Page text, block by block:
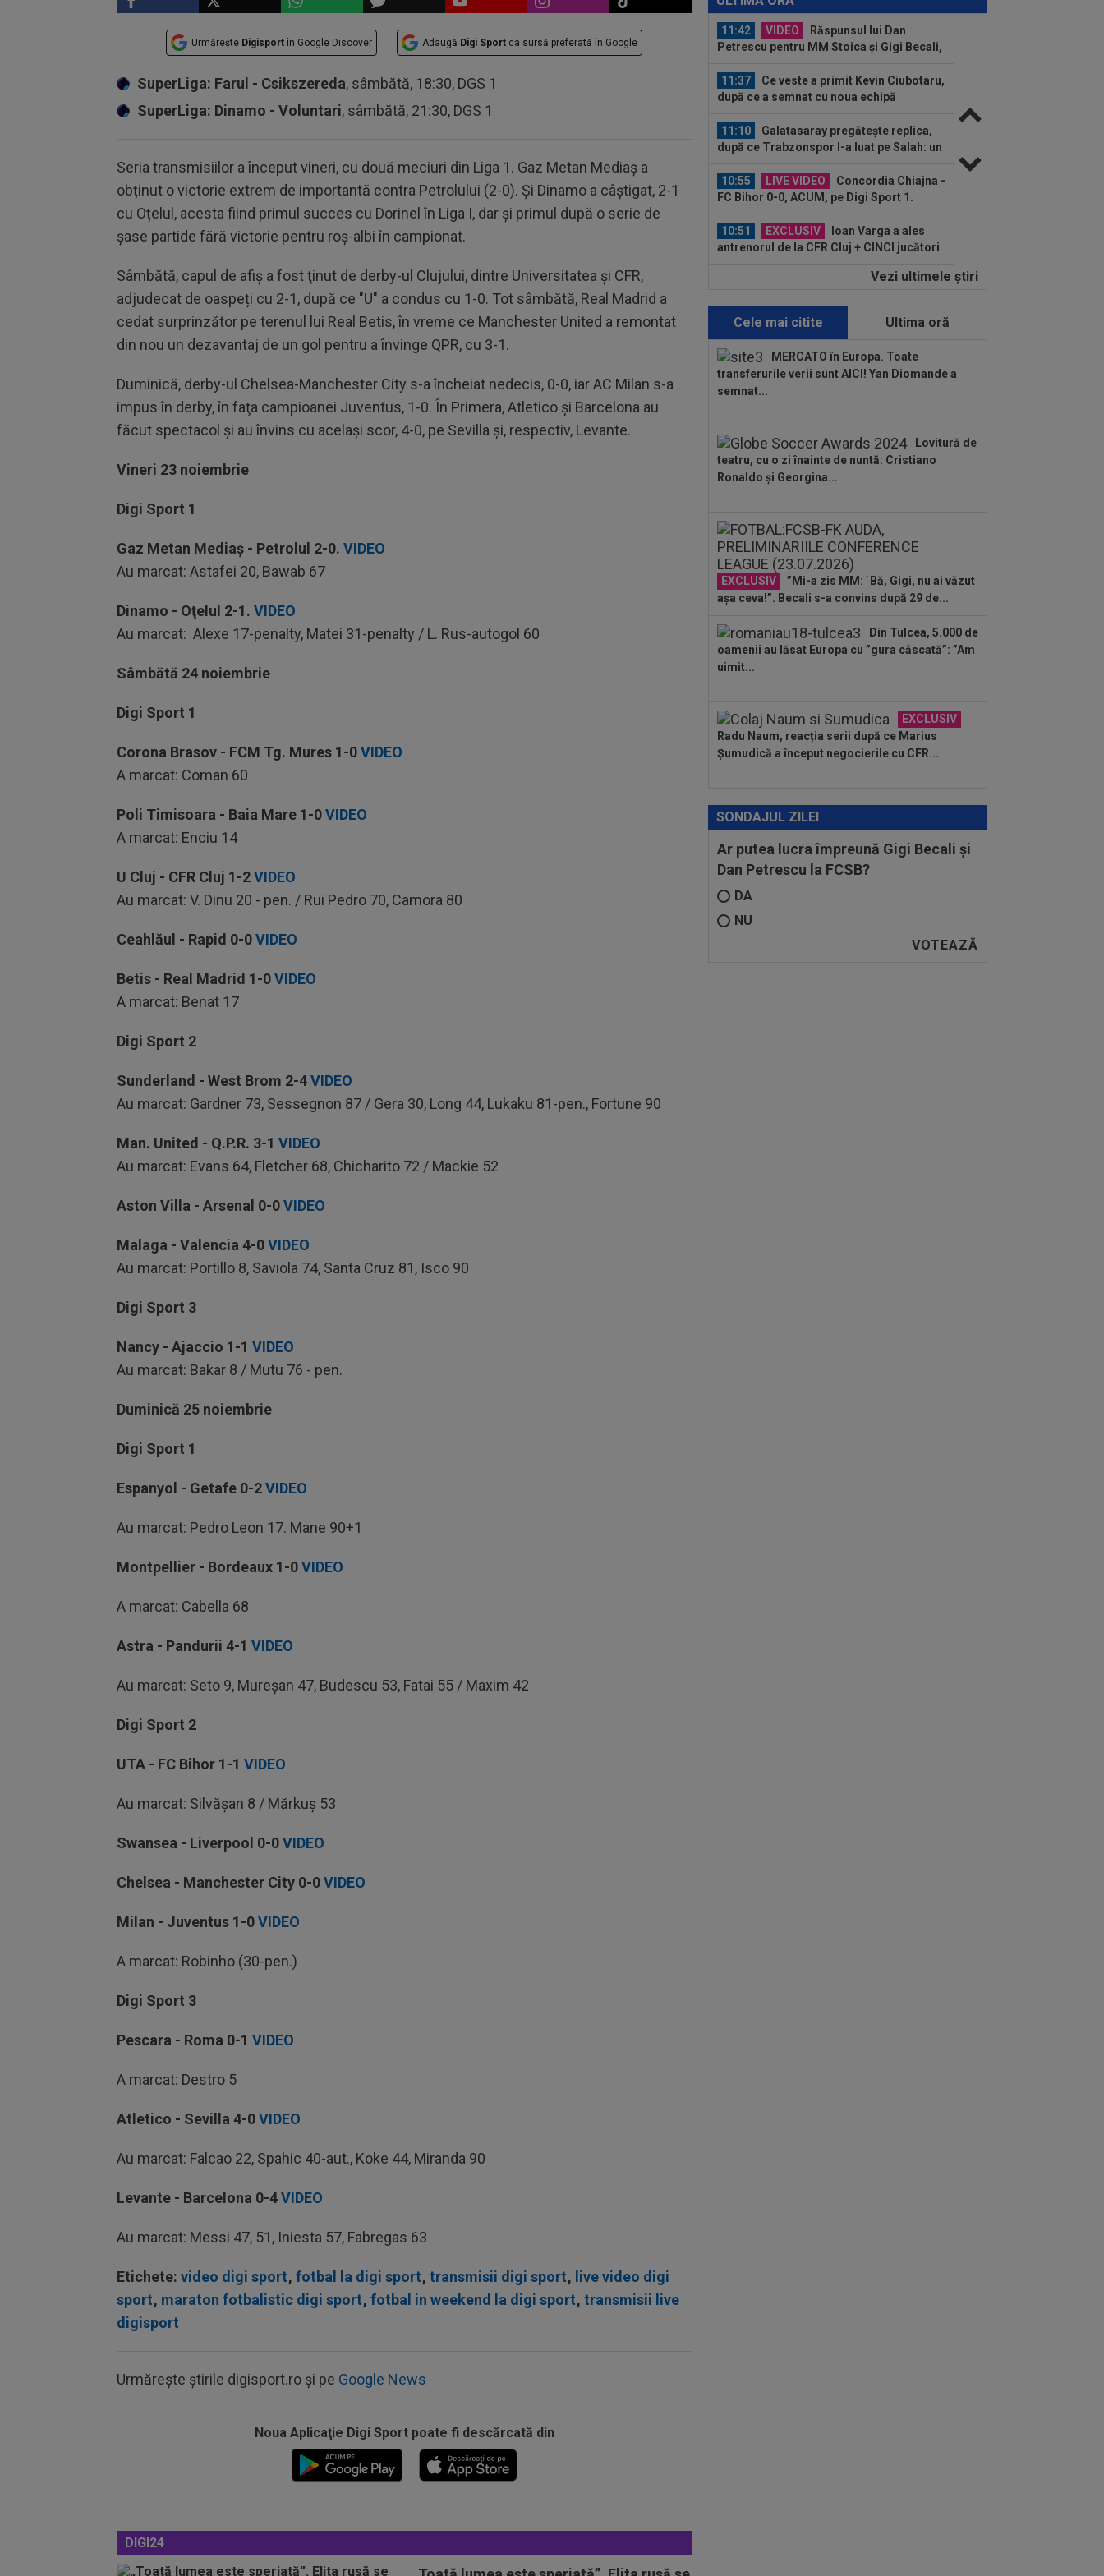
Urmărește Digisport în Google Discover Adaugă Digi Sport ca sursă preferată în Google
SuperLiga: Farul - Csikszereda, sâmbătă, 18:30, DGS 1
SuperLiga: Dinamo - Voluntari, sâmbătă, 21:30, DGS 1
Seria transmisiilor a început vineri, cu două meciuri din Liga 1. Gaz Metan Mediaș a
obținut o victorie extrem de importantă contra Petrolului (2-0). Și Dinamo a câștigat, 2-1
cu Oțelul, acesta fiind primul succes cu Dorinel în Liga I, dar și primul după o serie de
șase partide fără victorie pentru roș-albi în campionat.
Sâmbătă, capul de afiş a fost ţinut de derby-ul Clujului, dintre Universitatea şi CFR,
adjudecat de oaspeți cu 2-1, după ce "U" a condus cu 1-0. Tot sâmbătă, Real Madrid a
cedat surprinzător pe terenul lui Real Betis, în vreme ce Manchester United a remontat
din nou un dezavantaj de un gol pentru a învinge QPR, cu 3-1.
Duminică, derby-ul Chelsea-Manchester City s-a încheiat nedecis, 0-0, iar AC Milan s-a
impus în derby, în faţa campioanei Juventus, 1-0. În Primera, Atletico şi Barcelona au
făcut spectacol şi au învins cu acelaşi scor, 4-0, pe Sevilla şi, respectiv, Levante.
Vineri 23 noiembrie
Digi Sport 1
Gaz Metan Mediaș - Petrolul 2-0. VIDEO
Au marcat: Astafei 20, Bawab 67
Dinamo - Oţelul 2-1. VIDEO
Au marcat: Alexe 17-penalty, Matei 31-penalty / L. Rus-autogol 60
Sâmbătă 24 noiembrie
Digi Sport 1
Corona Brasov - FCM Tg. Mures 1-0VIDEO
A marcat: Coman 60
Poli Timisoara - Baia Mare 1-0VIDEO
A marcat: Enciu 14
U Cluj - CFR Cluj 1-2VIDEO
Au marcat: V. Dinu 20 - pen. / Rui Pedro 70, Camora 80
Ceahlăul - Rapid 0-0VIDEO
Betis - Real Madrid 1-0VIDEO
A marcat: Benat 17
Digi Sport 2
Sunderland - West Brom 2-4VIDEO
Au marcat: Gardner 73, Sessegnon 87 / Gera 30, Long 44, Lukaku 81-pen., Fortune 90
Man. United - Q.P.R. 3-1 VIDEO
Au marcat: Evans 64, Fletcher 68, Chicharito 72 / Mackie 52
Aston Villa - Arsenal 0-0VIDEO
Malaga - Valencia 4-0VIDEO
Au marcat: Portillo 8, Saviola 74, Santa Cruz 81, Isco 90
Digi Sport 3
Nancy - Ajaccio 1-1 VIDEO
Au marcat: Bakar 8 / Mutu 76 - pen.
Duminică 25 noiembrie
Digi Sport 1
Espanyol - Getafe 0-2VIDEO
Au marcat: Pedro Leon 17. Mane 90+1
Montpellier - Bordeaux 1-0VIDEO
A marcat: Cabella 68
Astra - Pandurii 4-1 VIDEO
Au marcat: Seto 9, Mureșan 47, Budescu 53, Fatai 55 / Maxim 42
Digi Sport 2
UTA - FC Bihor 1-1 VIDEO
Au marcat: Silvășan 8 / Mărkuș 53
Swansea - Liverpool 0-0VIDEO
Chelsea - Manchester City 0-0VIDEO
Milan - Juventus 1-0VIDEO
A marcat: Robinho (30-pen.)
Digi Sport 3
Pescara - Roma 0-1 VIDEO
A marcat: Destro 5
Atletico - Sevilla 4-0VIDEO
Au marcat: Falcao 22, Spahic 40-aut., Koke 44, Miranda 90
Levante - Barcelona 0-4VIDEO
Au marcat: Messi 47, 51, Iniesta 57, Fabregas 63
Etichete: video digi sport, fotbal la digi sport, transmisii digi sport, live video digi
sport, maraton fotbalistic digi sport, fotbal in weekend la digi sport, transmisii live
digisport
Urmărește știrile digisport.ro și pe Google News
Noua Aplicaţie Digi Sport poate fi descărcată din
DIGI24
11:42 VIDEO
Răspunsul lui Dan
Petrescu pentru MM Stoica și Gigi Becali,
11:37
Ce veste a primit Kevin Ciubotaru,
după ce a semnat cu noua echipă
11:10
Galatasaray pregătește replica,
după ce Trabzonspor l-a luat pe Salah: un
10:55
LIVE VIDEO
Concordia Chiajna -
FC Bihor 0-0, ACUM, pe Digi Sport 1.
10:51
EXCLUSIV
Ioan Varga a ales
antrenorul de la CFR Cluj + CINCI jucători
Kim Kardashian speră la "nunta
10:36
OFICIAL
Transfer de la
Universitatea Craiova: a semnat până în
2031!
10:11
”Au vrut să-l omoare pe Messi”.
Starul argentinian, vizat de un atentat cu...
Calhanoglu a făcut anunțul
11:48
Universitatea Craiova - FC Argeș,
11:42 VIDEO
Răspunsul lui Dan
Petrescu pentru MM Stoica și Gigi Becali,
care îl vor la FCSB
11:37
Ce veste a primit Kevin Ciubotaru,
după ce a semnat cu noua echipă
11:10
Galatasaray pregătește replica,
după ce Trabzonspor l-a luat pe Salah: un
star...
Vezi ultimele ştiri
Cele mai citite Ultima oră
MERCATO în Europa. Toate
transferurile verii sunt AICI! Yan Diomande a
semnat...
Lovitură de
teatru, cu o zi înainte de nuntă: Cristiano
Ronaldo și Georgina...
EXCLUSIV
”Mi-a zis MM: `Bă, Gigi, nu ai văzut
așa ceva!”. Becali s-a convins după 29 de...
Din Tulcea, 5.000 de
oamenii au lăsat Europa cu ”gura căscată”: ”Am
uimit...
EXCLUSIV
Radu Naum, reacția serii după ce Marius
Șumudică a început negocierile cu CFR...
SONDAJUL ZILEI
Ar putea lucra împreună Gigi Becali și
Dan Petrescu la FCSB?
DA
NU